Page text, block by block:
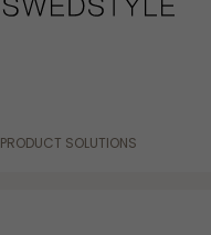
PRODUCT SOLUTIONS